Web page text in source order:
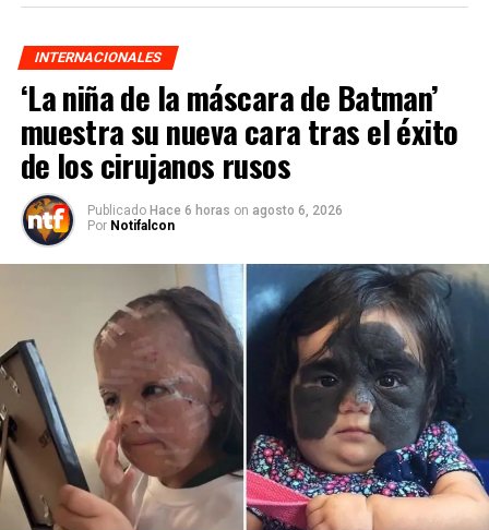
INTERNACIONALES
‘La niña de la máscara de Batman’
muestra su nueva cara tras el éxito
de los cirujanos rusos
Publicado Hace 6 horas on agosto 6, 2026
Por Notifalcon